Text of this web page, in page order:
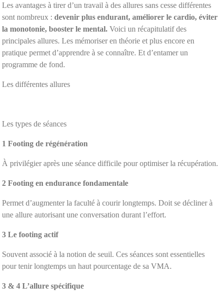
Les avantages à tirer d’un travail à des allures sans cesse différentes
sont nombreux : devenir plus endurant, améliorer le cardio, éviter
la monotonie, booster le mental. Voici un récapitulatif des
principales allures. Les mémoriser en théorie et plus encore en
pratique permet d’apprendre à se connaître. Et d’entamer un
programme de fond.
Les différentes allures
Les types de séances
1 Footing de régénération
À privilégier après une séance difficile pour optimiser la récupération.
2 Footing en endurance fondamentale
Permet d’augmenter la faculté à courir longtemps. Doit se décliner à
une allure autorisant une conversation durant l’effort.
3 Le footing actif
Souvent associé à la notion de seuil. Ces séances sont essentielles
pour tenir longtemps un haut pourcentage de sa VMA.
3 & 4 L’allure spécifique